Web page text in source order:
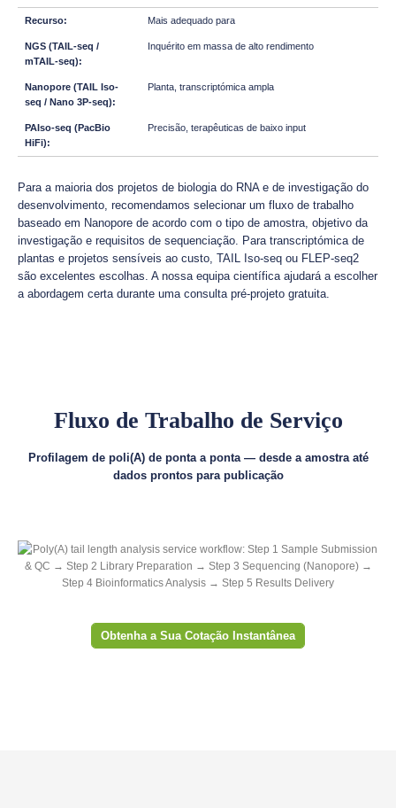
Mais adequado para
Inquérito em massa de alto rendimento
Planta, transcriptómica ampla
Precisão, terapêuticas de baixo input
Para a maioria dos projetos de biologia do RNA e de investigação do
desenvolvimento, recomendamos selecionar um fluxo de trabalho
baseado em Nanopore de acordo com o tipo de amostra, objetivo da
investigação e requisitos de sequenciação. Para transcriptómica de
plantas e projetos sensíveis ao custo, TAIL Iso-seq ou FLEP-seq2
são excelentes escolhas. A nossa equipa científica ajudará a escolher
a abordagem certa durante uma consulta pré-projeto gratuita.
Fluxo de Trabalho de Serviço
Profilagem de poli(A) de ponta a ponta — desde a amostra até
dados prontos para publicação
Obtenha a Sua Cotação Instantânea